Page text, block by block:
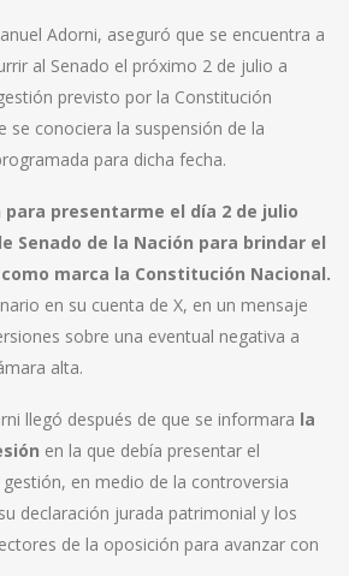
Adorni, aseguró que se encuentra a
al Senado el próximo 2 de julio a
previsto por la Constitución
se conociera la suspensión de la
para dicha fecha.
para presentarme el día 2 de julio
Senado de la Nación para brindar el
marca la Constitución Nacional.
en su cuenta de X, en un mensaje
sobre una eventual negativa a
alta.
llegó después de que se informara la
en la que debía presentar el
en medio de la controversia
declaración jurada patrimonial y los
de la oposición para avanzar con